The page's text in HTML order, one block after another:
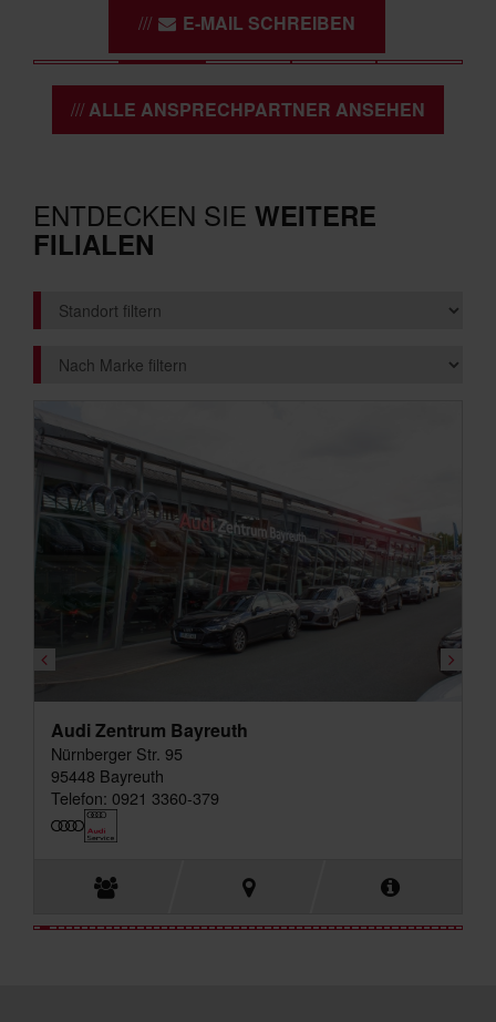
E-MAIL SCHREIBEN
ALLE ANSPRECHPARTNER ANSEHEN
ENTDECKEN SIE WEITERE
FILIALEN
Audi Zentrum Bayreuth
Nürnberger Str. 95
95448 Bayreuth
Telefon: 0921 3360-379